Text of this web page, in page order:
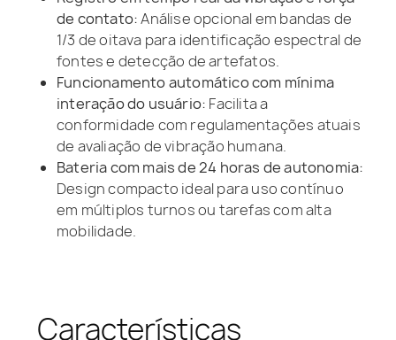
de contato:Análise opcional em bandas de
1/3 de oitava para identificação espectral de
fontes e detecção de artefatos.
Funcionamento automático com mínima
interação do usuário: Facilita a
conformidade com regulamentações atuais
de avaliação de vibração humana.
Bateria com mais de 24 horas de autonomia:
Design compacto ideal para uso contínuo
em múltiplos turnos ou tarefas com alta
mobilidade.
Características